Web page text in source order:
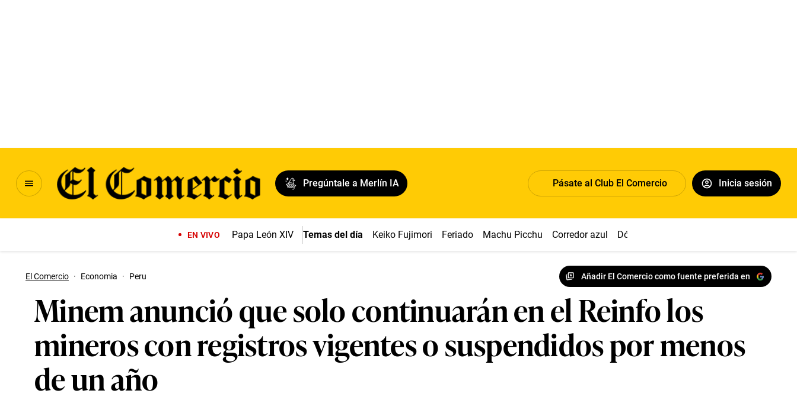
Pregúntale a Merlín IA Pásate al Club El Comercio Inicia sesión
EN VIVO Papa León XIV Temas del día Keiko Fujimori Feriado Machu Picchu Corredor azul Dólar
El Comercio · Economia · Peru Añadir El Comercio como fuente preferida en
Minem anunció que solo continuarán en el Reinfo los
mineros con registros vigentes o suspendidos por menos
de un año